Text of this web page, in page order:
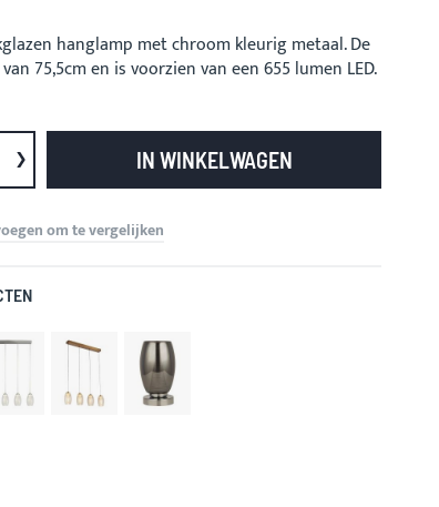
hanglamp met chroom kleurig metaal. De
75,5cm en is voorzien van een 655 lumen LED.
IN WINKELWAGEN
om te vergelijken